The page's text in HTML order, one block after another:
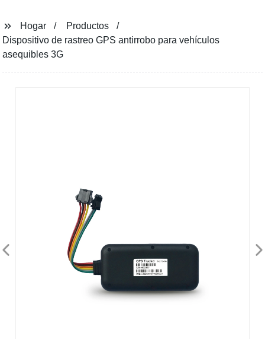
Hogar
Productos
Dispositivo de rastreo GPS antirrobo para vehículos
asequibles 3G